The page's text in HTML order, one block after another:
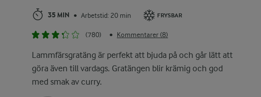
35 MIN • Arbetstid: 20 min FRYSBAR
(780) • Kommentarer (8)
Lammfärsgratäng är perfekt att bjuda på och går lätt att
göra även till vardags. Gratängen blir krämig och god
med smak av curry.